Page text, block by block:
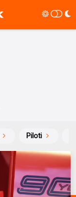
Piloti